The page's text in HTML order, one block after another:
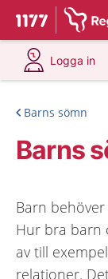
Till startsidan
Du har
Logga in
på
Barns sömn
Barns
Barn
Hur bra barn
av till
relationer.